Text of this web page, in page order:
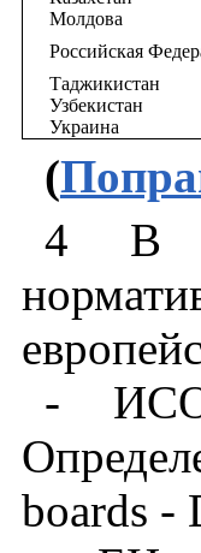
Молдова
Российская
Таджикистан
Узбекистан
Украина
(
4 В
-
boards -